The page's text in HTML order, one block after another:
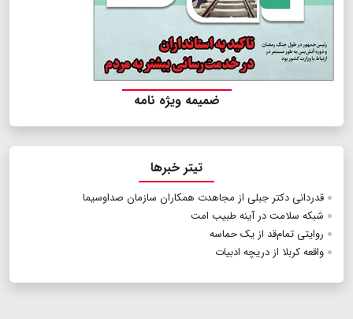
ضمیمه ویژه نامه
تیتر خبرها
قدردانی دکتر جبلی از مجاهدت همکاران سازمان صداوسیما
شبکه سلامت در آینه طبیب امت
روایتی تمام‌قد از یک حماسه
واقعه کربلا از دریچه ادبیات